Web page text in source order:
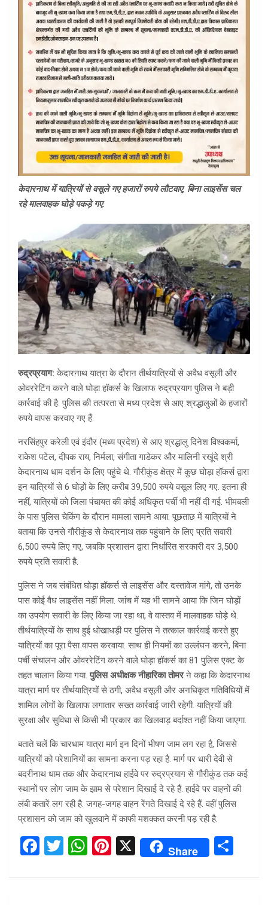
केदारनाथ में यात्रियों से वसूले गए हजारों रुपये लौटवाए, बिना लाइसेंस चल
रहे मालवाहक घोड़े पकड़े गए.
रुद्रप्रयाग:केदारनाथ यात्रा के दौरान तीर्थयात्रियों से अवैध वसूली और
ओवररेटिंग करने वाले घोड़ा हॉकर्स के खिलाफ रुद्रप्रयाग पुलिस ने बड़ी
कार्रवाई की है. पुलिस की तत्परता से मध्य प्रदेश से आए श्रद्धालुओं के हजारों
रुपये वापस करवाए गए हैं.
नरसिंहपुर करेली एवं इंदौर (मध्य प्रदेश) से आए श्रद्धालु दिनेश विश्वकर्मा,
राकेश पटेल, दीपक राय, निर्मला, संगीता गाडेकर और मालिनी रखूंदे श्री
केदारनाथ धाम दर्शन के लिए पहुंचे थे. गौरीकुंड क्षेत्र में कुछ घोड़ा हॉकर्स द्वारा
इन यात्रियों से 6 घोड़ों के लिए करीब 39,500 रुपये वसूल लिए गए. इतना ही
नहीं, यात्रियों को जिला पंचायत की कोई अधिकृत पर्ची भी नहीं दी गई. भीमबली
के पास पुलिस चेकिंग के दौरान मामला सामने आया. पूछताछ में यात्रियों ने
बताया कि उनसे गौरीकुंड से केदारनाथ तक पहुंचाने के लिए प्रति सवारी
6,500 रुपये लिए गए, जबकि प्रशासन द्वारा निर्धारित सरकारी दर 3,500
रुपये प्रति सवारी है.
पुलिस ने जब संबंधित घोड़ा हॉकर्स से लाइसेंस और दस्तावेज मांगे, तो उनके
पास कोई वैध लाइसेंस नहीं मिला. जांच में यह भी सामने आया कि जिन घोड़ों
का उपयोग सवारी के लिए किया जा रहा था, वे वास्तव में मालवाहक घोड़े थे.
तीर्थयात्रियों के साथ हुई धोखाधड़ी पर पुलिस ने तत्काल कार्रवाई करते हुए
यात्रियों का पूरा पैसा वापस करवाया. साथ ही नियमों का उल्लंघन करने, बिना
पर्ची संचालन और ओवररेटिंग करने वाले घोड़ा हॉकर्स का 81 पुलिस एक्ट के
तहत चालान किया गया.पुलिस अधीक्षक नीहारिका तोमरने कहा कि केदारनाथ
यात्रा मार्ग पर तीर्थयात्रियों से ठगी, अवैध वसूली और अनधिकृत गतिविधियों में
शामिल लोगों के खिलाफ लगातार सख्त कार्रवाई जारी रहेगी. यात्रियों की
सुरक्षा और सुविधा से किसी भी प्रकार का खिलवाड़ बर्दाश्त नहीं किया जाएगा.
बताते चलें कि चारधाम यात्रा मार्ग इन दिनों भीषण जाम लग रहा है, जिससे
यात्रियों को परेशानियों का सामना करना पड़ रहा है. मार्ग पर धारी देवी से
बदरीनाथ धाम तक और केदारनाथ हाईवे पर रुद्रप्रयाग से गौरीकुंड तक कई
स्थानों पर लोग जाम के झाम से परेशान दिखाई दे रहे हैं. हाईवे पर वाहनों की
लंबी कतारें लग रही है. जगह-जगह वाहन रेंगते दिखाई दे रहे हैं. वहीं पुलिस
प्रशासन को जाम को खुलवाने में काफी मशक्कत करनी पड़ रही है.
F
ce
T
tt
W
at
Pi
er
X Share
ar